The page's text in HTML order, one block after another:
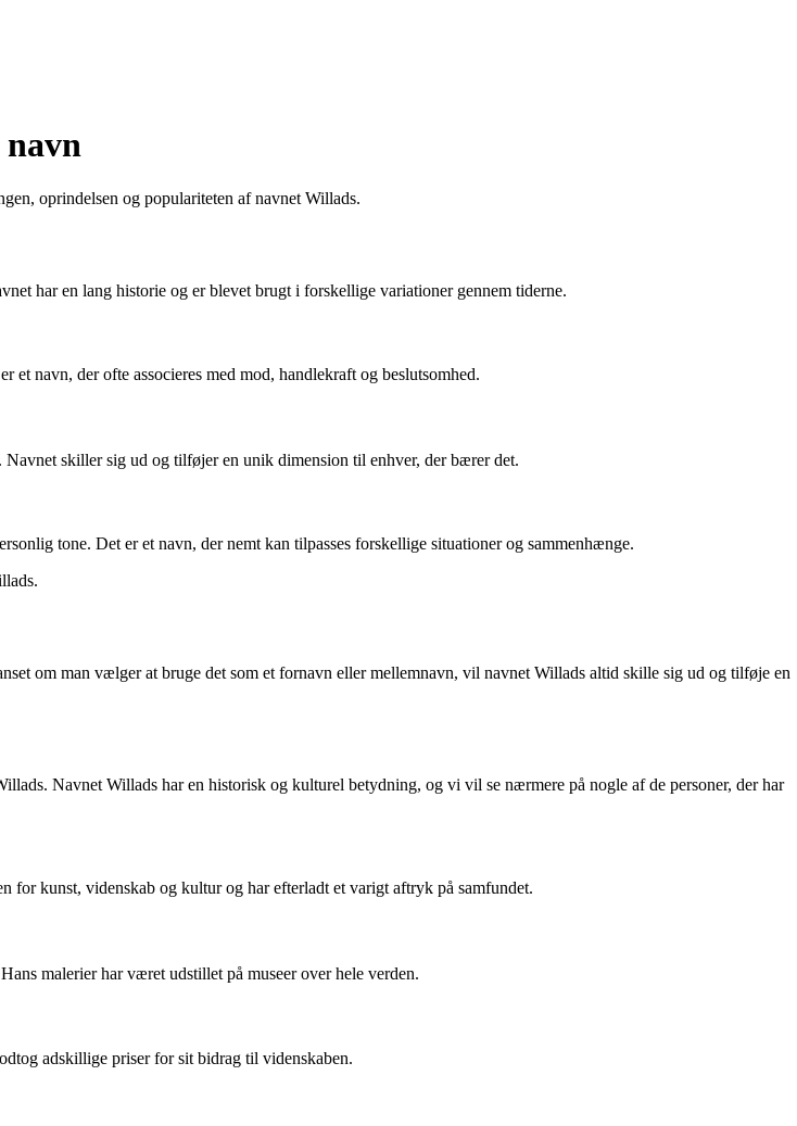
oprindelsen og populariteten af navnet Willads.
har en lang historie og er blevet brugt i forskellige variationer gennem tiderne.
navn, der ofte associeres med mod, handlekraft og beslutsomhed.
skiller sig ud og tilføjer en unik dimension til enhver, der bærer det.
tone. Det er et navn, der nemt kan tilpasses forskellige situationer og sammenhænge.
om man vælger at bruge det som et fornavn eller mellemnavn, vil navnet Willads altid skille sig ud og tilføje en
Navnet Willads har en historisk og kulturel betydning, og vi vil se nærmere på nogle af de personer, der har
for kunst, videnskab og kultur og har efterladt et varigt aftryk på samfundet.
malerier har været udstillet på museer over hele verden.
adskillige priser for sit bidrag til videnskaben.